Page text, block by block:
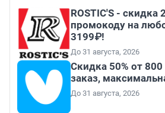
ROSTIC'S - скидка
промокоду на
3199₽!
До 31 августа, 2026
Скидка 50% от
заказ,
До 31 августа, 2026